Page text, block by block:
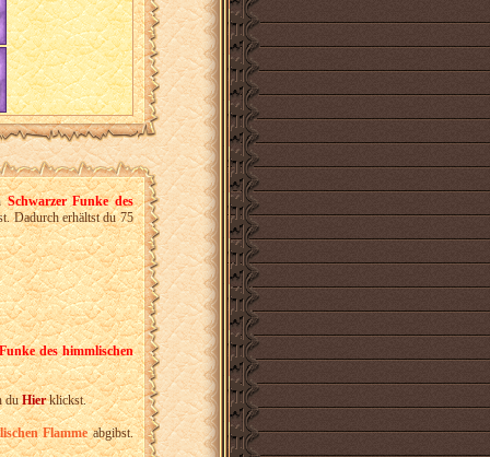
Schwarzer Funke des
Dadurch erhältst du 75
des himmlischen
duHierklickst.
Flammeabgibst.